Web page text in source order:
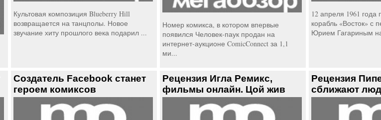
Культовая композиция Blueberry Hill
возвращается на танцполы. Новое
звучание хиту прошлого века подарил ...
Номер комикса, в котором впервые
появился Человек-паук продан на
интернет-аукционе ComicConnect за 1,1
ми...
12 апреля 1961
корабль «Восток» с
Юрием Гагариным
Создатель Facebook станет
героем комиксов
Рецензия Игла Ремикс,
фильмы онлайн. Цой жив
Рецензия
сближают